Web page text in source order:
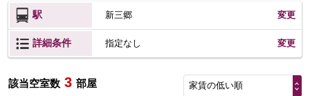
駅 新三郷 変更
詳細条件 指定なし 変更
該当空室数 3 部屋 家賃の低い順